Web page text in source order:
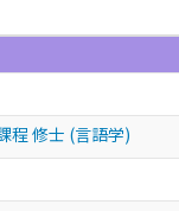
程 修士 (言語学)